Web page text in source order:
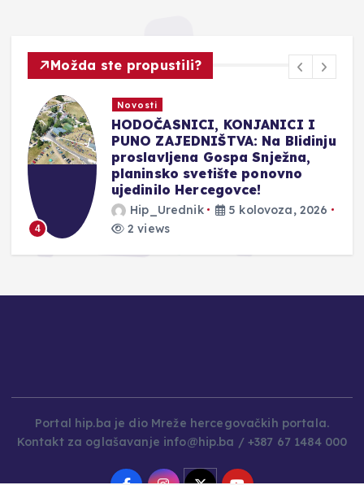
Možda ste propustili?
4
Novosti
HODOČASNICI, KONJANICI I
PUNO ZAJEDNIŠTVA: Na Blidinju
proslavljena Gospa Snježna,
planinsko svetište ponovno
ujedinilo Hercegovce!
Hip_Urednik
5 kolovoza, 2026
2 views
Portal hip.ba je dio Mreže hercegovačkih portala.
Kontakt za oglašavanje info@hip.ba / +387 67 1484 000